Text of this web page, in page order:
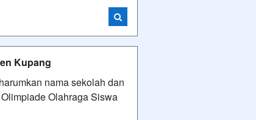
Kupang
nama sekolah dan
Olahraga Siswa